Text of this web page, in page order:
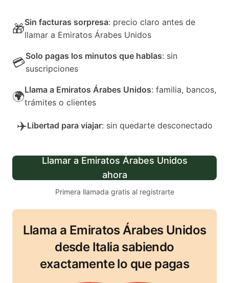
🎁Sin facturas sorpresa: precio claro antes de
llamar a Emiratos Árabes Unidos
💳Solo pagas los minutos que hablas: sin
suscripciones
🌍Llama a Emiratos Árabes Unidos: familia, bancos,
trámites o clientes
✈️Libertad para viajar: sin quedarte desconectado
Llamar a Emiratos Árabes Unidos
ahora
Primera llamada gratis al registrarte
Llama a Emiratos Árabes Unidos
desde Italia sabiendo
exactamente lo que pagas